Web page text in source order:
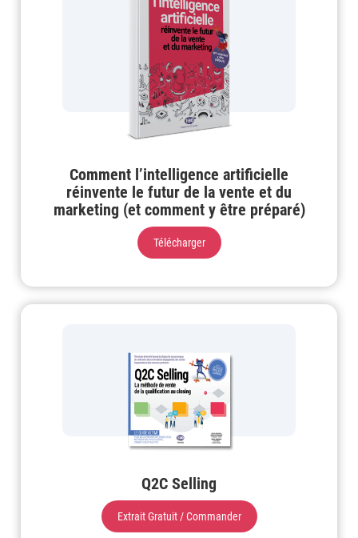
Comment l’intelligence artificielle
réinvente le futur de la vente et du
marketing (et comment y être préparé)
Télécharger
Q2C Selling
Extrait Gratuit / Commander